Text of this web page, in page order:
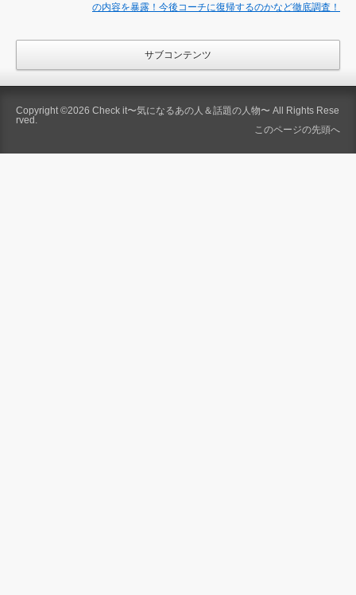
の内容を暴露！今後コーチに復帰するのかなど徹底調査！
サブコンテンツ
Copyright ©2026 Check it〜気になるあの人＆話題の人物〜 All Rights Rese
rved.
このページの先頭へ